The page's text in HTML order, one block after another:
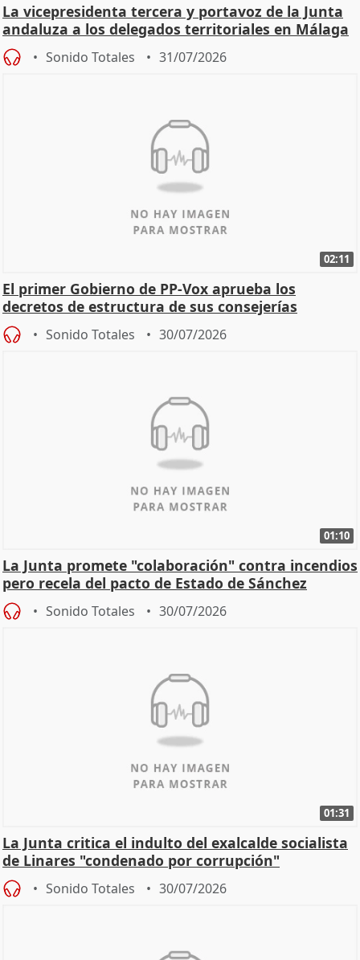
La vicepresidenta tercera y portavoz de la Junta
andaluza a los delegados territoriales en Málaga
Sonido Totales 31/07/2026
02:11
El primer Gobierno de PP-Vox aprueba los
decretos de estructura de sus consejerías
Sonido Totales 30/07/2026
01:10
La Junta promete "colaboración" contra incendios
pero recela del pacto de Estado de Sánchez
Sonido Totales 30/07/2026
01:31
La Junta critica el indulto del exalcalde socialista
de Linares "condenado por corrupción"
Sonido Totales 30/07/2026